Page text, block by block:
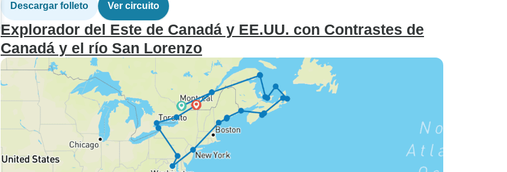
Descargar folleto Ver circuito
Explorador del Este de Canadá y EE.UU. con Contrastes de
Canadá y el río San Lorenzo